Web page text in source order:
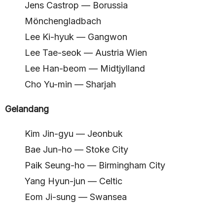
Jens Castrop — Borussia
Mönchengladbach
Lee Ki-hyuk — Gangwon
Lee Tae-seok — Austria Wien
Lee Han-beom — Midtjylland
Cho Yu-min — Sharjah
Gelandang
Kim Jin-gyu — Jeonbuk
Bae Jun-ho — Stoke City
Paik Seung-ho — Birmingham City
Yang Hyun-jun — Celtic
Eom Ji-sung — Swansea